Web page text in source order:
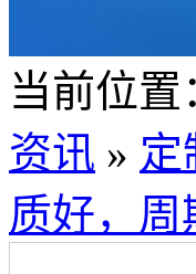
当前位置
资讯 » 定
质好，周